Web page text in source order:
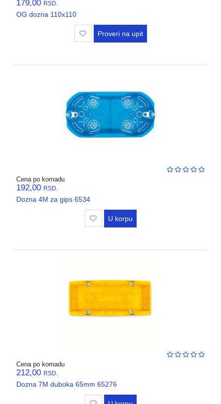
179,00 RSD.
OG dozna 110x110
Proveri na upit
Cena po komadu
192,00 RSD.
Dozna 4M za gips 6534
U korpu
Cena po komadu
212,00 RSD.
Dozna 7M duboka 65mm 65276